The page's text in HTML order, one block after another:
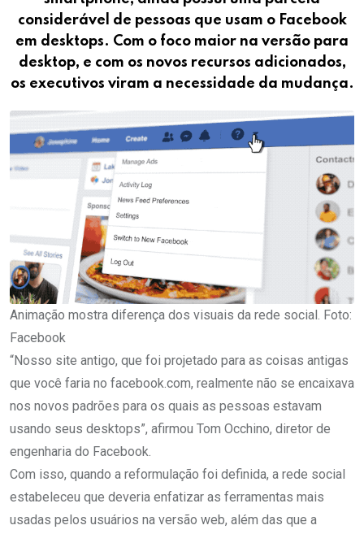
considerável de pessoas que usam o Facebook
em desktops. Com o foco maior na versão para
desktop, e com os novos recursos adicionados,
os executivos viram a necessidade da mudança.
Animação mostra diferença dos visuais da rede social. Foto:
Facebook
“Nosso site antigo, que foi projetado para as coisas antigas
que você faria no facebook.com, realmente não se encaixava
nos novos padrões para os quais as pessoas estavam
usando seus desktops”, afirmou Tom Occhino, diretor de
engenharia do Facebook.
Com isso, quando a reformulação foi definida, a rede social
estabeleceu que deveria enfatizar as ferramentas mais
usadas pelos usuários na versão web, além das que a